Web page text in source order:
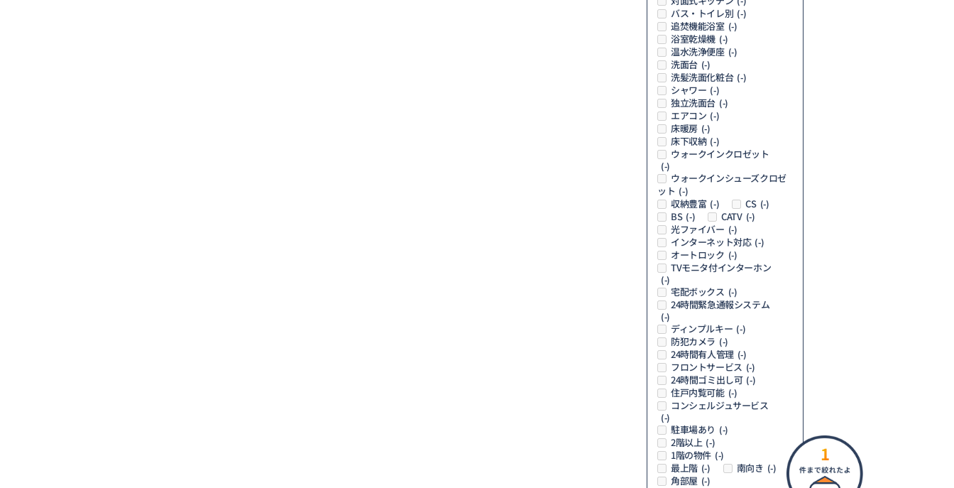
バス・トイレ別 (-)
追焚機能浴室 (-)
浴室乾燥機 (-)
温水洗浄便座 (-)
洗面台 (-)
洗髪洗面化粧台 (-)
シャワー (-)
独立洗面台 (-)
エアコン (-)
床暖房 (-)
床下収納 (-)
ウォークインクロゼット
(-)
ウォークインシューズクロゼ
ット (-)
収納豊富 (-) CS (-)
BS (-) CATV (-)
光ファイバー (-)
インターネット対応 (-)
オートロック (-)
TVモニタ付インターホン
(-)
宅配ボックス (-)
24時間緊急通報システム
(-)
ディンプルキー (-)
防犯カメラ (-)
24時間有人管理 (-)
フロントサービス (-)
24時間ゴミ出し可 (-)
住戸内覧可能 (-)
コンシェルジュサービス
(-)
駐車場あり (-)
2階以上 (-)
1階の物件 (-)
最上階 (-) 南向き (-)
角部屋 (-)
1